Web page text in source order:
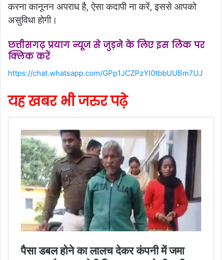
करना कानूनन अपराध है, ऐसा कदापी ना करें, इससे आपको
असुविधा होगी।
छत्तीसगढ़ प्रयाग न्यूज से जुड़ने के लिए इस लिंक पर
क्लिक करें
https://chat.whatsapp.com/GPp1JCZPzYl0tbbUUBm7UJ
यह खबर भी जरुर पढ़े